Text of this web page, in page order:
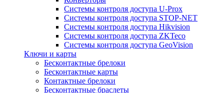
Системы контроля доступа U-Prox
Системы контроля доступа STOP-NET
Системы контроля доступа Hikvision
Системы контроля доступа ZKTeco
Системы контроля доступа GeoVision
Ключи и карты
Бесконтактные брелоки
Бесконтактные карты
Контактные брелоки
Бесконтактные браслеты